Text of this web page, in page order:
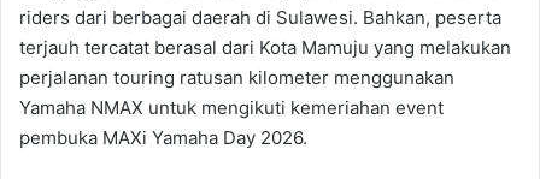
riders dari berbagai daerah di Sulawesi. Bahkan, peserta
terjauh tercatat berasal dari Kota Mamuju yang melakukan
perjalanan touring ratusan kilometer menggunakan
Yamaha NMAX untuk mengikuti kemeriahan event
pembuka MAXi Yamaha Day 2026.